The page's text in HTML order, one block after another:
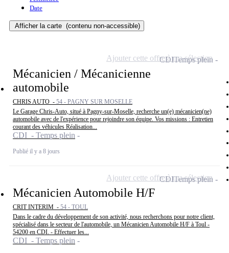
Date
Afficher la carte (contenu non-accessible)
Mécanicien / Mécanicienne
automobile
CHRIS AUTO - 54 - PAGNY SUR MOSELLE
Le Garage Chris-Auto, situé à Pagny-sur-Moselle, recherche un(e) mécanicien(ne)
automobile avec de l'expérience pour rejoindre son équipe. Vos missions : Entretien
courant des véhicules Réalisation...
CDI - Temps plein
Publié il y a 8 jours
CDITemps plein
Ajouter cette offre à ma sélection
Mécanicien Automobile H/F
CRIT INTERIM - 54 - TOUL
Dans le cadre du développement de son activité, nous recherchons pour notre client,
spécialisé dans le secteur de l'automobile, un Mécanicien Automobile H/F à Toul -
54200 en CDI. - Effectuer les...
CDI - Temps plein
CDITemps plein
Ajouter cette offre à ma sélection